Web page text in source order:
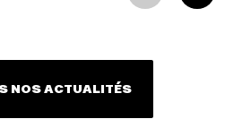
NOS ACTUALITÉS